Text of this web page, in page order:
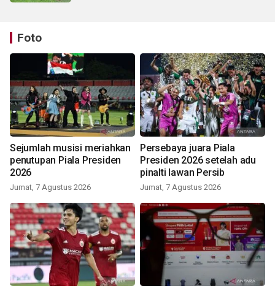
Foto
Sejumlah musisi meriahkan
penutupan Piala Presiden
2026
Jumat, 7 Agustus 2026
Persebaya juara Piala
Presiden 2026 setelah adu
pinalti lawan Persib
Jumat, 7 Agustus 2026